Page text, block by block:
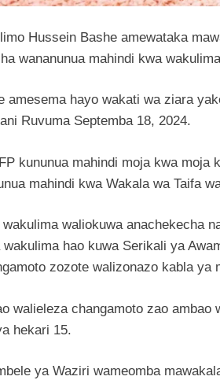
Hussein Bashe amewataka
wananunua mahindi kwa
amesema hayo wakati wa ziara
Ruvuma Septemba 18, 2024.
kununua mahindi moja kwa moja
mahindi kwa Wakala wa Taifa
waliokuwa anachekecha
wakulima hao kuwa Serikali ya
zozote walizonazo kabla ya
walieleza changamoto zao
hekari 15.
ya Waziri wameomba